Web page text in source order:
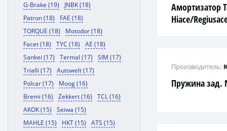
G-Brake (19)
JNBK (18)
Patron (18)
FAE (18)
TORQUE (18)
Motodor (18)
Facet (18)
TYC (18)
AE (18)
Sankei (17)
Termal (17)
SIM (17)
Trialli (17)
Autowelt (17)
Polcar (17)
Moog (16)
Bremi (16)
Zekkert (16)
TCL (16)
AKOK (15)
Seiwa (15)
MAHLE (15)
HKT (15)
ATS (15)
Амортизатор
Hiace/
Пружина зад.
Производитель: